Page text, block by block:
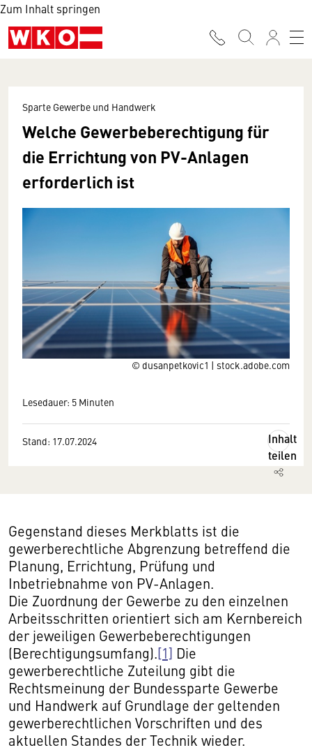
Zum Inhalt springen
© dusanpetkovic1 | stock.adobe.com
Sparte Gewerbe und Handwerk
Welche Gewerbeberechtigung für
die Errichtung von PV-Anlagen
erforderlich ist
Lesedauer: 5 Minuten
Stand: 17.07.2024
Inhalt
teilen
Gegenstand dieses Merkblatts ist die
gewerberechtliche Abgrenzung betreffend die
Planung, Errichtung, Prüfung und
Inbetriebnahme von PV-Anlagen.
Die Zuordnung der Gewerbe zu den einzelnen
Arbeitsschritten orientiert sich am Kernbereich
der jeweiligen Gewerbeberechtigungen
(Berechtigungsumfang).[1] Die
gewerberechtliche Zuteilung gibt die
Rechtsmeinung der Bundessparte Gewerbe
und Handwerk auf Grundlage der geltenden
gewerberechtlichen Vorschriften und des
aktuellen Standes der Technik wieder.